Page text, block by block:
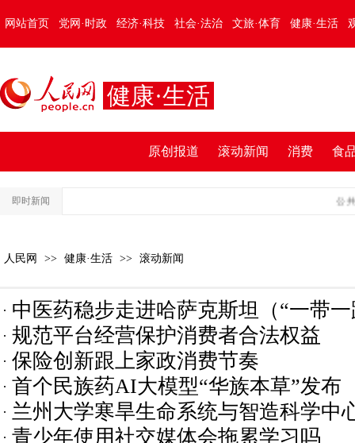
网站首页 党网·时政 经济·科技 社会·法治 文旅·体育 健康·生活
健康·生活
原创报道 滚动新闻 消费 食
即时新闻 公共
人民网 >> 健康·生活 >> 滚动新闻
中医药稳步走进哈萨克斯坦（“一带
规范平台经营保护消费者合法权益
保险创新跟上家政消费节奏
首个民族药AI大模型“华族本草”发布
兰州大学寒旱生命系统与智造科学中
青少年使用社交媒体会拖累学习吗